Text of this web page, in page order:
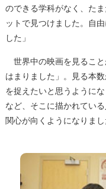
のできる学科がなく、た
ットで見つけました。自
した」
世界中の映画を見ること
はまりました」。見る本
を捉えたいと思うように
など、そこに描かれてい
関心が向くようになりまし